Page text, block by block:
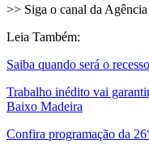
>> Siga o canal da
Leia Também:
Saiba quando será o
Trabalho inédito vai
Baixo Madeira
Confira programação da